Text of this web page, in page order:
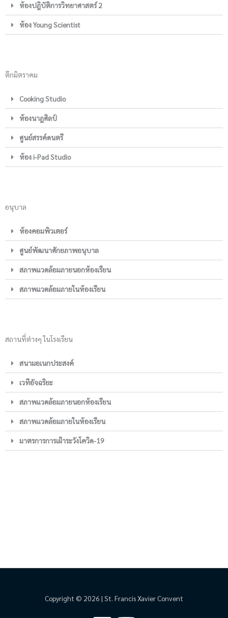
ห้องปฎิบัติการวิทยาศาสตร์ 2
ห้อง Young Scientist
ตึกมิตราคม
Cooking Studio
ห้องนาฎศิลป์
ศูนย์สรรค์ดนตรี
ห้อง i-Pad Studio
อนุบาล
ห้องคอมพิวเตอร์
ศูนย์พัฒนาศักยภาพอนุบาล
สภาพแวดล้อมภายนอกห้องเรียน
สภาพแวดล้อมภายในห้องเรียน
สถานที่ต่างๆ ในโรงเรียน
สนามอเนกประสงค์
เวทีอัจฉริยะ
สภาพแวดล้อมภายนอกห้องเรียน
สภาพแวดล้อมภายในห้องเรียน
มาตรการการเฝ้าระวังโควิด-19
Copyright © 2026 | St. Francis Xavier Convent